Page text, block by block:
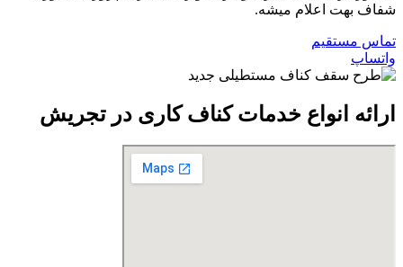
شفاف بهت اعلام میشه.
تماس مستقیم
واتساپ
ارائه انواع خدمات کناف کاری در تجریش